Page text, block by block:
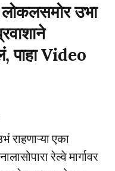
लोकलसमोर उभा
पाहा Video
राहणाऱ्या एका
रेल्वे मार्गावर